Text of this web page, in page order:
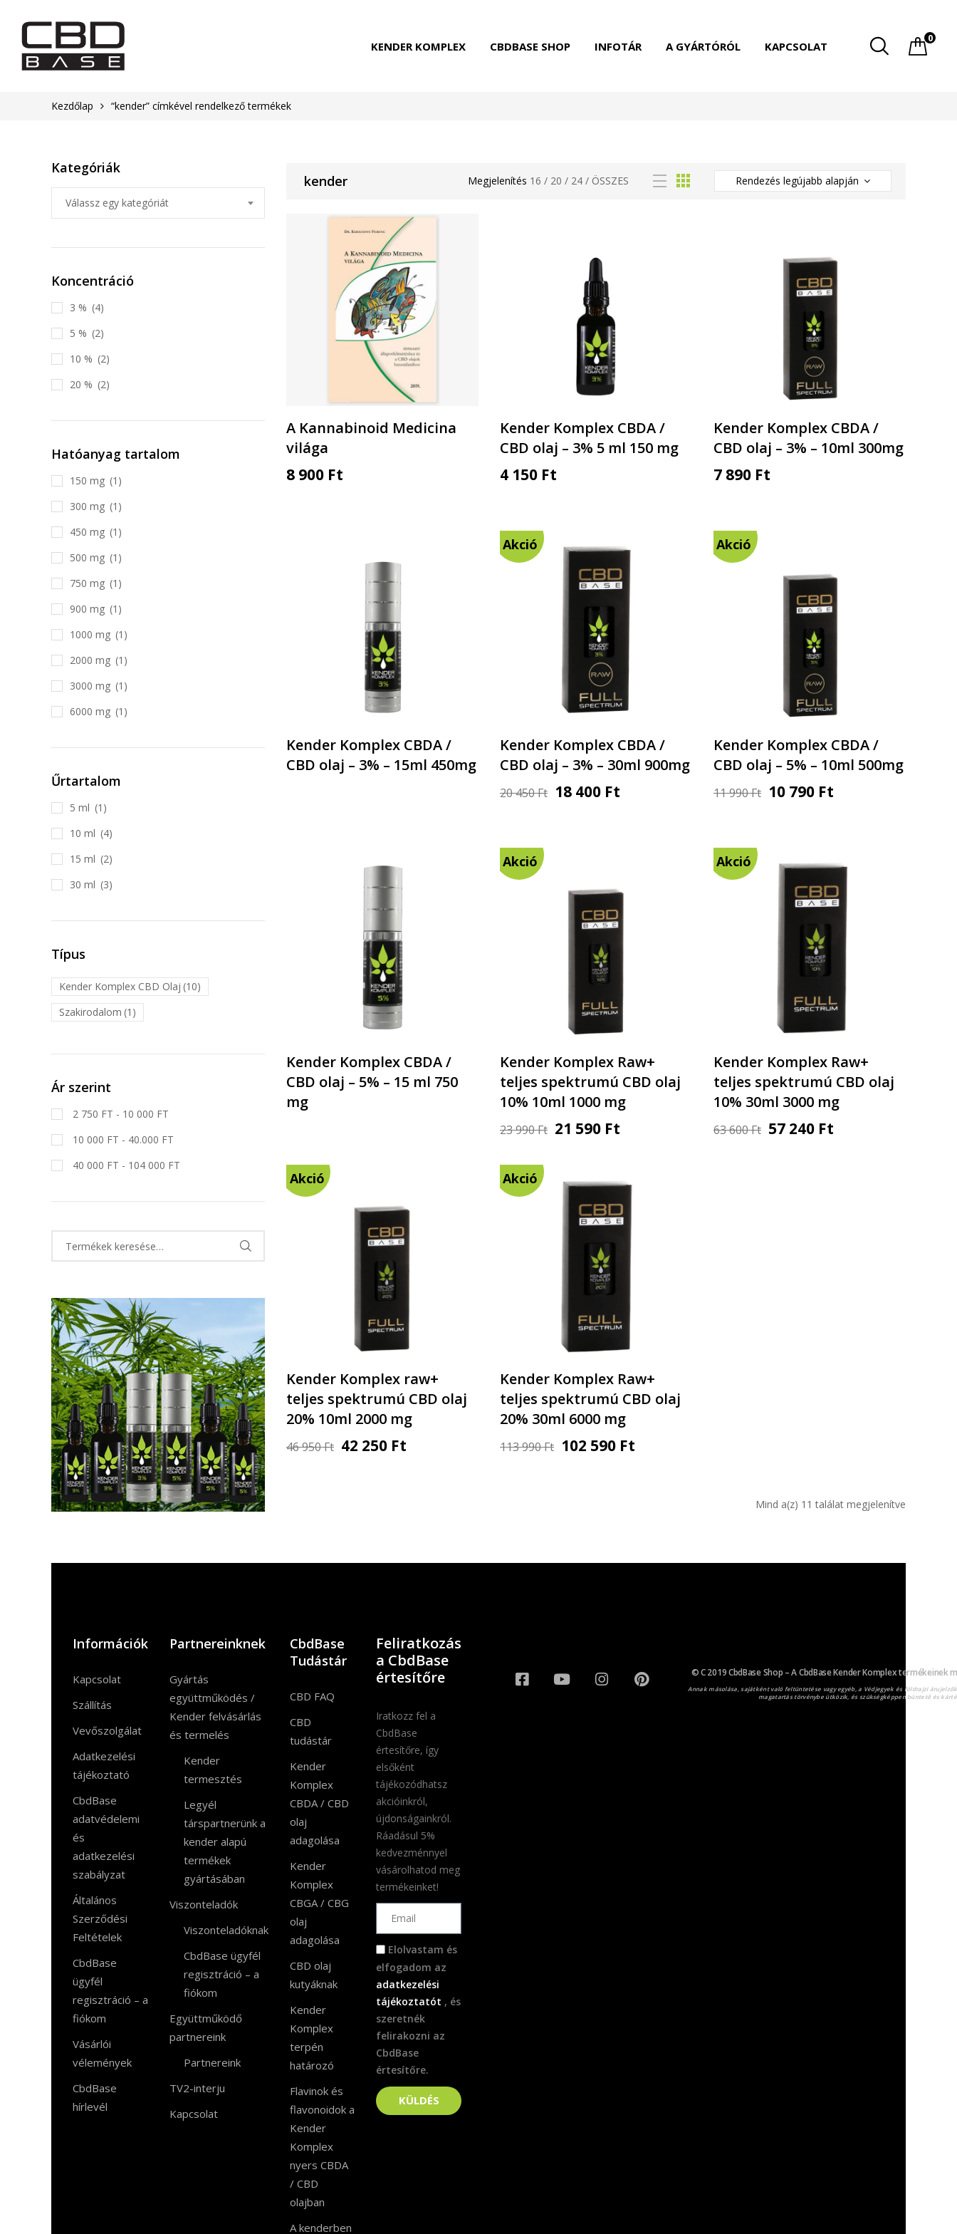
KENDER KOMPLEX CBDBASE SHOP INFOTÁR A GYÁRTÓRÓL KAPCSOLAT
0
Kezdőlap “kender” címkével rendelkező termékek
kender Megjelenítés 16 / 20 / 24 / ÖSSZES Rendezés legújabb alapján
A Kannabinoid Medicina
világa
8 900 Ft
Kender Komplex CBDA /
CBD olaj – 3% 5 ml 150 mg
4 150 Ft
Kender Komplex CBDA /
CBD olaj – 3% – 10ml 300mg
7 890 Ft
Kender Komplex CBDA /
CBD olaj – 3% – 15ml 450mg
Akció
Kender Komplex CBDA /
CBD olaj – 3% – 30ml 900mg
20 450Ft 18 400 Ft
Akció
Kender Komplex CBDA /
CBD olaj – 5% – 10ml 500mg
11 990Ft 10 790 Ft
Kender Komplex CBDA /
CBD olaj – 5% – 15 ml 750
mg
Akció
Kender Komplex Raw+
teljes spektrumú CBD olaj
10% 10ml 1000 mg
23 990Ft 21 590 Ft
Akció
Kender Komplex Raw+
teljes spektrumú CBD olaj
10% 30ml 3000 mg
63 600Ft 57 240 Ft
Akció
Kender Komplex raw+
teljes spektrumú CBD olaj
20% 10ml 2000 mg
46 950Ft 42 250 Ft
Akció
Kender Komplex Raw+
teljes spektrumú CBD olaj
20% 30ml 6000 mg
113 990Ft 102 590 Ft
Mind a(z) 11 találat megjelenítve
Kategóriák
Válassz egy kategóriát
Koncentráció
3 % (4)
5 % (2)
10 % (2)
20 % (2)
Hatóanyag tartalom
150 mg (1)
300 mg (1)
450 mg (1)
500 mg (1)
750 mg (1)
900 mg (1)
1000 mg (1)
2000 mg (1)
3000 mg (1)
6000 mg (1)
Űrtartalom
5 ml (1)
10 ml (4)
15 ml (2)
30 ml (3)
Típus
Kender Komplex CBD Olaj (10)
Szakirodalom (1)
Ár szerint
2 750 FT - 10 000 FT
10 000 FT - 40.000 FT
40 000 FT - 104 000 FT
Információk
Kapcsolat
Szállítás
Vevőszolgálat
Adatkezelési
tájékoztató
CbdBase
adatvédelemi
és
adatkezelési
szabályzat
Általános
Szerződési
Feltételek
CbdBase
ügyfél
regisztráció – a
fiókom
Vásárlói
vélemények
CbdBase
hírlevél
Partnereinknek
Gyártás
együttműködés /
Kender felvásárlás
és termelés
Kender
termesztés
Legyél
társpartnerünk a
kender alapú
termékek
gyártásában
Viszonteladók
Viszonteladóknak
CbdBase ügyfél
regisztráció – a
fiókom
Együttműködő
partnereink
Partnereink
TV2-interju
Kapcsolat
CbdBase
Tudástár
CBD FAQ
CBD
tudástár
Kender
Komplex
CBDA / CBD
olaj
adagolása
Kender
Komplex
CBGA / CBG
olaj
adagolása
CBD olaj
kutyáknak
Kender
Komplex
terpén
határozó
Flavinok és
flavonoidok a
Kender
Komplex
nyers CBDA
/ CBD
olajban
A kenderben
Feliratkozás
a CbdBase
értesítőre
Iratkozz fel a
CbdBase
értesítőre, így
elsőként
tájékozódhatsz
akcióinkról,
újdonságainkról.
Ráadásul 5%
kedvezménnyel
vásárolhatod meg
termékeinket!
Elolvastam és
elfogadom az
adatkezelési
tájékoztatót , és
szeretnék
felirakozni az
CbdBase
értesítőre.
KÜLDÉS
© C 2019 CbdBase Shop – A CbdBase Kender Komplex
Annak másolása, sajátként való feltüntetése vagy egyéb, a Védjegyek és földrajzi
magatartás törvénybe ütközik, és szükségképpen büntető és